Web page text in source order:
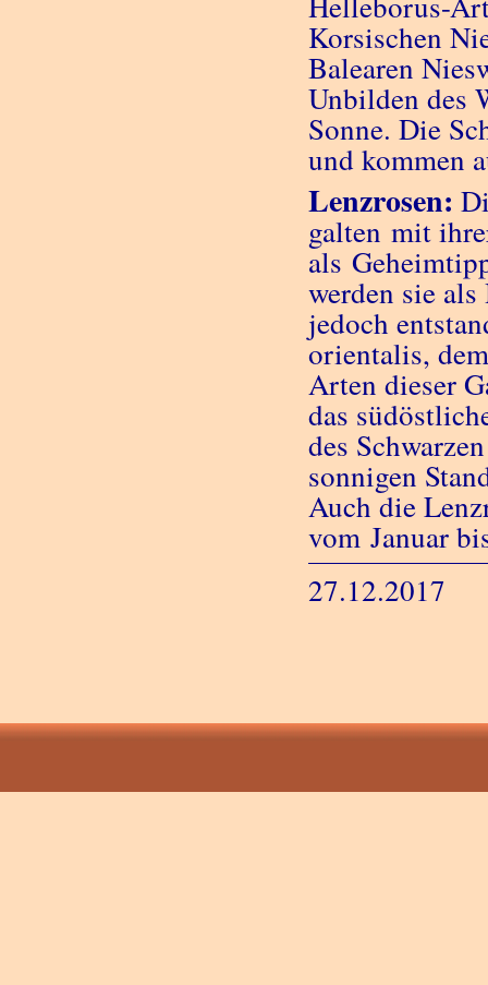
Korsischen
Balearen
Unbilden des
Sonne. Die
und kommen
Lenzrosen:
galten mit
als
werden sie
jedoch
orientalis,
Arten dieser
das
des
sonnigen
Auch die
vom Januar
27.12.2017